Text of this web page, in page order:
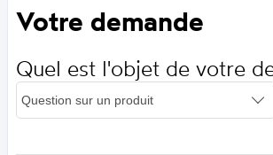
Votre demande
Quel est l'objet de votre